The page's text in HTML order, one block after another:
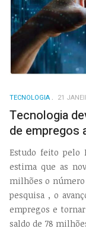
TECNOLOGIA 21
Tecnologia
de empregos
Estudo feito pelo
estima que as
milhões o número
pesquisa , o
empregos e
saldo de 78